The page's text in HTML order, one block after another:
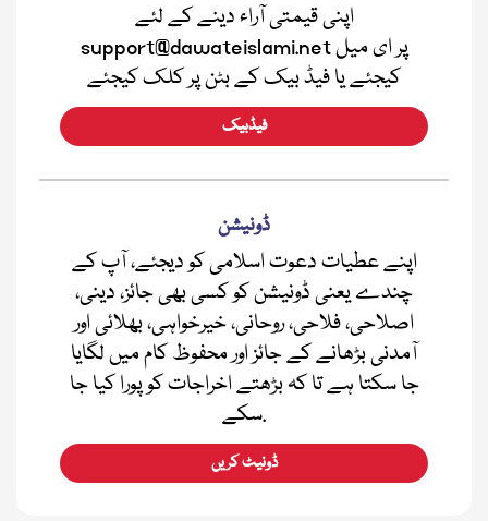
اپنی قیمتی آراء دینے کے لئے
support@dawateislami.net پر ای میل
کیجئے یا فیڈ بیک کے بٹن پر کلک کیجئے
فیڈبیک
ڈونیشن
اپنے عطیات دعوت اسلامی کو دیجئے، آپ کے
چندے یعنی ڈونیشن کو کسی بھی جائز، دینی،
اصلاحی، فلاحی، روحانی، خیرخواہی، بھلائی اور
آمدنی بڑھانے کے جائز اور محفوظ کام میں لگایا
جا سکتا ہے تا کہ بڑھتے اخراجات کو پورا کیا جا
سکے.
ڈونیٹ کریں